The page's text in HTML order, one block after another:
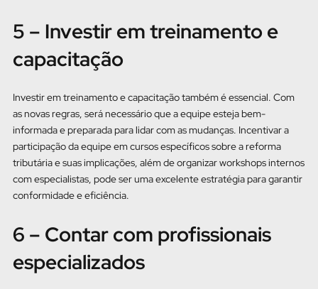
5 – Investir em treinamento e
capacitação
Investir em treinamento e capacitação também é essencial. Com
as novas regras, será necessário que a equipe esteja bem-
informada e preparada para lidar com as mudanças. Incentivar a
participação da equipe em cursos específicos sobre a reforma
tributária e suas implicações, além de organizar workshops internos
com especialistas, pode ser uma excelente estratégia para garantir
conformidade e eficiência.
6 – Contar com profissionais
especializados